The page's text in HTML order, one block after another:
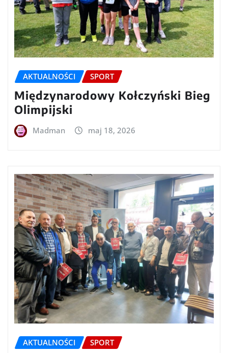
AKTUALNOŚCI SPORT
Międzynarodowy Kołczyński Bieg
Olimpijski
Madman maj 18, 2026
AKTUALNOŚCI SPORT